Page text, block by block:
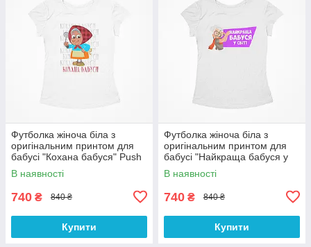
Футболка жіноча біла з
оригінальним принтом для
бабусі "Кохана бабуся" Push
IT
В наявності
740 ₴ 840 ₴
Купити
Футболка жіноча біла з
оригінальним принтом для
бабусі "Найкраща бабуся у
світі" Push IT
В наявності
740 ₴ 840 ₴
Купити